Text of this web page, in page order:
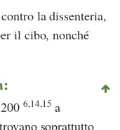
la dissenteria,
il cibo, nonché
6,14,15 a
soprattutto